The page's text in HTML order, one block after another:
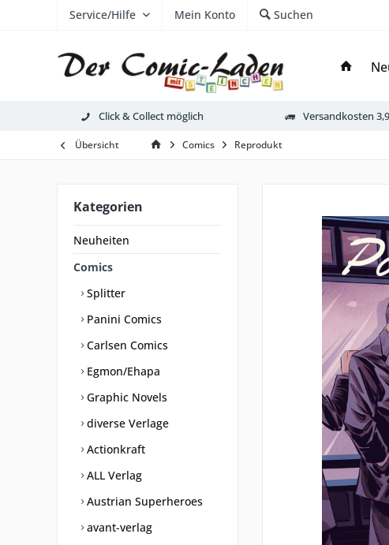
Service/Hilfe Mein Konto Suchen
Click & Collect möglich Versandkosten
Übersicht Comics Reprodukt
Kategorien
Neuheiten
Comics
Splitter
Panini Comics
Carlsen Comics
Egmon/Ehapa
Graphic Novels
diverse Verlage
Actionkraft
ALL Verlag
Austrian Superheroes
avant-verlag